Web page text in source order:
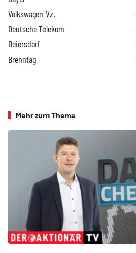
Volkswagen Vz.
Deutsche Telekom
Beiersdorf
Brenntag
Mehr zum Thema